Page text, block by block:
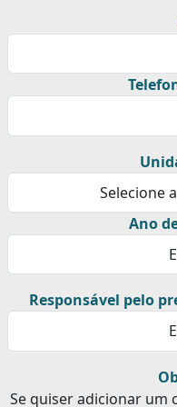
Ano
Responsável pelo
Se quiser adicionar um